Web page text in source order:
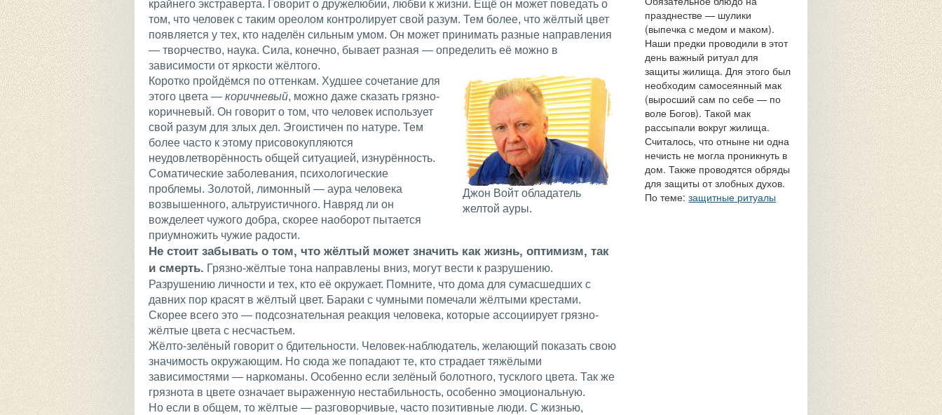
крайнего экстраверта. Говорит о дружелюбии, любви к жизни. Ещё он может поведать о
том, что человек с таким ореолом контролирует свой разум. Тем более, что жёлтый цвет
появляется у тех, кто наделён сильным умом. Он может принимать разные направления
— творчество, наука. Сила, конечно, бывает разная — определить её можно в
зависимости от яркости жёлтого.
Джон Войт обладатель
желтой ауры.
Коротко пройдёмся по оттенкам. Худшее сочетание для
этого цвета — коричневый, можно даже сказать грязно-
коричневый. Он говорит о том, что человек использует
свой разум для злых дел. Эгоистичен по натуре. Тем
более часто к этому присовокупляются
неудовлетворённость общей ситуацией, изнурённость.
Соматические заболевания, психологические
проблемы. Золотой, лимонный — аура человека
возвышенного, альтруистичного. Навряд ли он
вожделеет чужого добра, скорее наоборот пытается
приумножить чужие радости.
Не стоит забывать о том, что жёлтый может значить как жизнь, оптимизм, так
и смерть. Грязно-жёлтые тона направлены вниз, могут вести к разрушению.
Разрушению личности и тех, кто её окружает. Помните, что дома для сумасшедших с
давних пор красят в жёлтый цвет. Бараки с чумными помечали жёлтыми крестами.
Скорее всего это — подсознательная реакция человека, которые ассоциирует грязно-
жёлтые цвета с несчастьем.
Жёлто-зелёный говорит о бдительности. Человек-наблюдатель, желающий показать свою
значимость окружающим. Но сюда же попадают те, кто страдает тяжёлыми
зависимостями — наркоманы. Особенно если зелёный болотного, тусклого цвета. Так же
грязнота в цвете означает выраженную нестабильность, особенно эмоциональную.
Но если в общем, то жёлтые — разговорчивые, часто позитивные люди. С жизнью,
празднестве — шулики
(выпечка с медом и маком).
Наши предки проводили в этот
день важный ритуал для
защиты жилища. Для этого был
необходим самосеянный мак
(выросший сам по себе — по
воле Богов). Такой мак
рассыпали вокруг жилища.
Считалось, что отныне ни одна
нечисть не могла проникнуть в
дом. Также проводятся обряды
для защиты от злобных духов.
По теме:защитные ритуалы